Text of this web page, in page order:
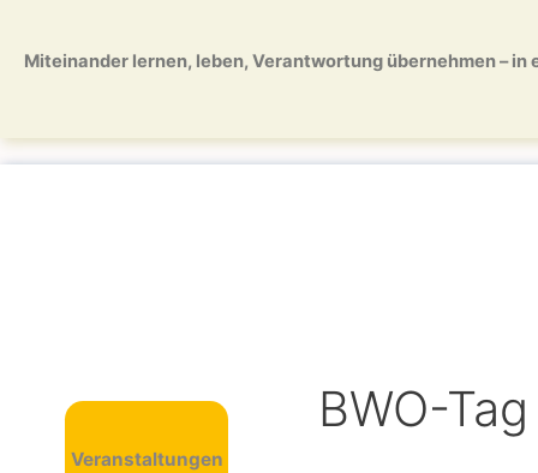
springen
springen
Miteinander lernen, leben, Verantwortung übernehmen – in
Veranstaltungen
BWO-